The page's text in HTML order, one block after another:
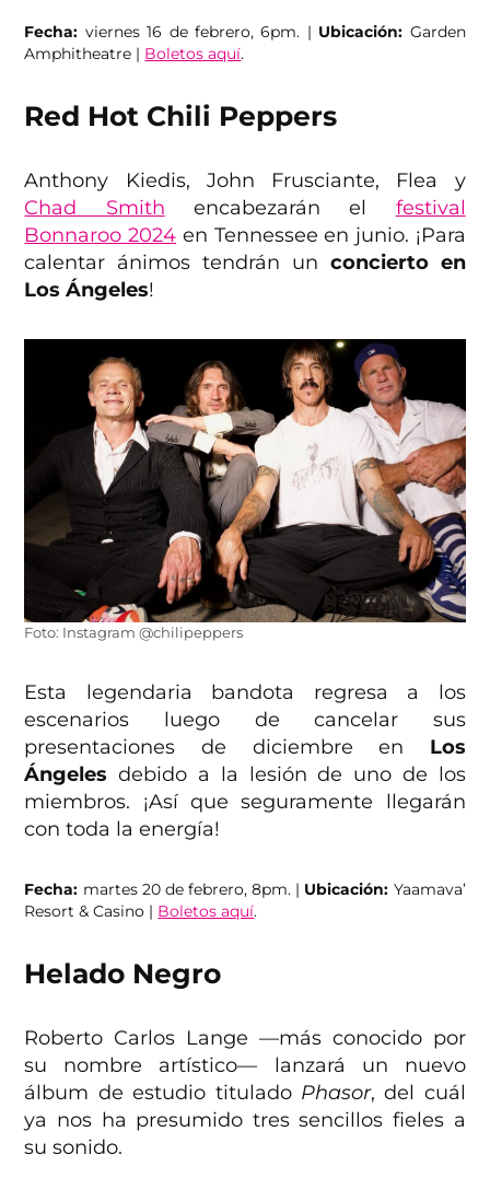
Fecha: viernes 16 de febrero, 6pm. | Ubicación: Garden
Amphitheatre | Boletos aquí.
Red Hot Chili Peppers
Anthony Kiedis, John Frusciante, Flea y
Chad Smith encabezarán el festival
Bonnaroo 2024 en Tennessee en junio. ¡Para
calentar ánimos tendrán un concierto en
Los Ángeles!
Foto: Instagram @chilipeppers
Esta legendaria bandota regresa a los
escenarios luego de cancelar sus
presentaciones de diciembre en Los
Ángeles debido a la lesión de uno de los
miembros. ¡Así que seguramente llegarán
con toda la energía!
Fecha: martes 20 de febrero, 8pm. | Ubicación: Yaamava’
Resort & Casino | Boletos aquí.
Helado Negro
Roberto Carlos Lange —más conocido por
su nombre artístico— lanzará un nuevo
álbum de estudio titulado Phasor, del cuál
ya nos ha presumido tres sencillos fieles a
su sonido.